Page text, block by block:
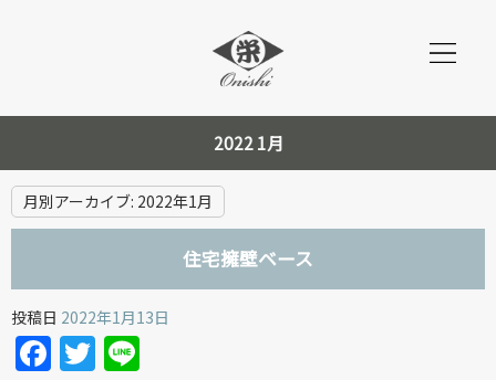
2022 1月
月別アーカイブ: 2022年1月
住宅擁壁ベース
投稿日 2022年1月13日
Facebook
Twitter